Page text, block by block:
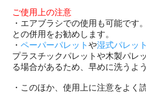
ご使用上の注意
・エアブラシでの使用も可能です
との併用をお勧めします。
・ ペーパーパレットや湿式パレット
プラスチックパレットや木製パレ
る場合があるため、早めに洗うよ
・このほか、使用上に注意をよく